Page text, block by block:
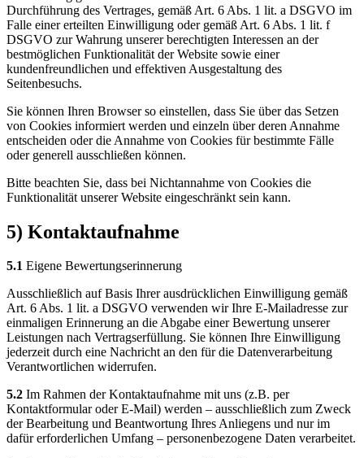
Durchführung des Vertrages, gemäß Art. 6 Abs. 1 lit. a DSGVO im
Falle einer erteilten Einwilligung oder gemäß Art. 6 Abs. 1 lit. f
DSGVO zur Wahrung unserer berechtigten Interessen an der
bestmöglichen Funktionalität der Website sowie einer
kundenfreundlichen und effektiven Ausgestaltung des
Seitenbesuchs.
Sie können Ihren Browser so einstellen, dass Sie über das Setzen
von Cookies informiert werden und einzeln über deren Annahme
entscheiden oder die Annahme von Cookies für bestimmte Fälle
oder generell ausschließen können.
Bitte beachten Sie, dass bei Nichtannahme von Cookies die
Funktionalität unserer Website eingeschränkt sein kann.
5) Kontaktaufnahme
5.1 Eigene Bewertungserinnerung
Ausschließlich auf Basis Ihrer ausdrücklichen Einwilligung gemäß
Art. 6 Abs. 1 lit. a DSGVO verwenden wir Ihre E-Mailadresse zur
einmaligen Erinnerung an die Abgabe einer Bewertung unserer
Leistungen nach Vertragserfüllung. Sie können Ihre Einwilligung
jederzeit durch eine Nachricht an den für die Datenverarbeitung
Verantwortlichen widerrufen.
5.2 Im Rahmen der Kontaktaufnahme mit uns (z.B. per
Kontaktformular oder E-Mail) werden – ausschließlich zum Zweck
der Bearbeitung und Beantwortung Ihres Anliegens und nur im
dafür erforderlichen Umfang – personenbezogene Daten verarbeitet.